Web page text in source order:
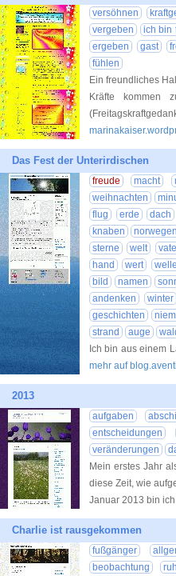
versöhnen
vergeben
ich bin
ergeben
gast
fühlen
Ein freundliches
Kräfte kommen
Das Fest der Unterirdischen
freude macht
weihnachten
flug
erde dach
knaben
norwegen
sterne
welt
hand
wert
bild
namen
andenken
winter
geschichten
strand
auge
Ich bin aus einem
mehr auf
2013
aufgaben
entscheidungen
veränderungen
Mein erstes Jahr
diese Zeit, wie
Januar 2013 bin
Charlie ist rausgekommen
fußgänger
beobachtung